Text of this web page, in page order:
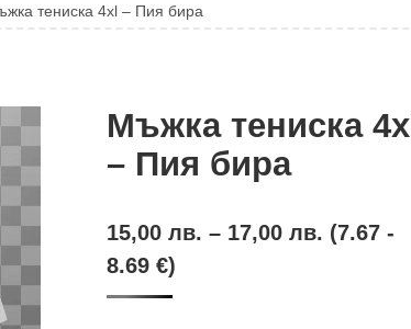
тениска 4xl – Пия бира
Мъжка тениска 4xl
– Пия бира
15,00 лв. – 17,00 лв. (7.67 -
8.69 €)